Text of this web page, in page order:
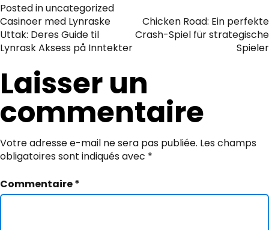
Posted inuncategorized
Navigation
de
l’article
Casinoer med Lynraske
Uttak: Deres Guide til
Lynrask Aksess på Inntekter
Chicken Road: Ein perfekte
Crash-Spiel für strategische
Spieler
Laisser un
commentaire
Votre adresse e-mail ne sera pas publiée. Les champs
obligatoires sont indiqués avec *
Commentaire*